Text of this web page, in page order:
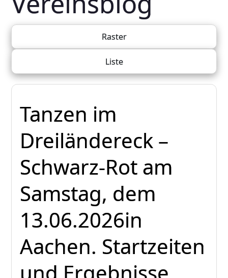
Raster
Liste
Tanzen im
Dreiländereck –
Schwarz-Rot am
Samstag, dem
13.06.2026in
Aachen. Startzeiten